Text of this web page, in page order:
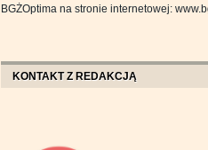
BGŻOptima na stronie internetowej:
KONTAKT Z REDAKCJĄ